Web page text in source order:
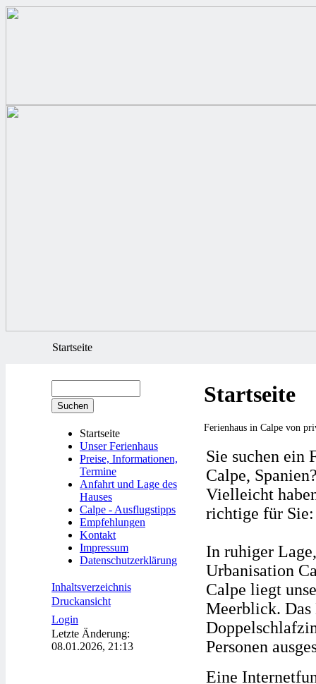
Startseite
Startseite
Unser Ferienhaus
Preise, Informationen,
Termine
Anfahrt und Lage des
Hauses
Calpe - Ausflugstipps
Empfehlungen
Kontakt
Impressum
Datenschutzerklärung
Inhaltsverzeichnis
Druckansicht
Login
Letzte Änderung:
08.01.2026, 21:13
Startseite
Ferienhaus in Calpe von
Sie suchen ein
Calpe,
Vielleicht
richtige für Sie:
In ruhiger
Urbanisation
Calpe liegt
Meerblick. Das
Personen
Eine